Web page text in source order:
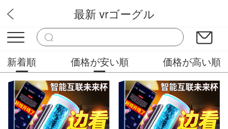
VRメガネ
最新 vrゴーグル
新着順 価格が安い順 価格が高い順